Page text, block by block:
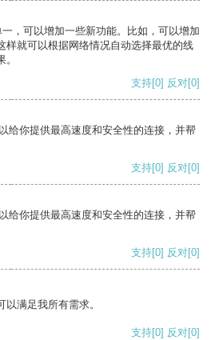
，可以增加一些新功能。比如，可以增加
样就可以根据网络情况自动选择最优的线
支持[0] 反对[0]
给你提供最高速度和安全性的连接，并帮
支持[0] 反对[0]
给你提供最高速度和安全性的连接，并帮
支持[0] 反对[0]
满足我所有需求。
支持[0] 反对[0]